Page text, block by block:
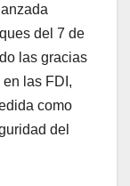
del 7 de
las gracias
las FDI,
como
del